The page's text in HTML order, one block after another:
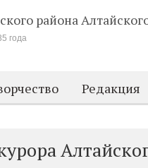
района
года
Редакция